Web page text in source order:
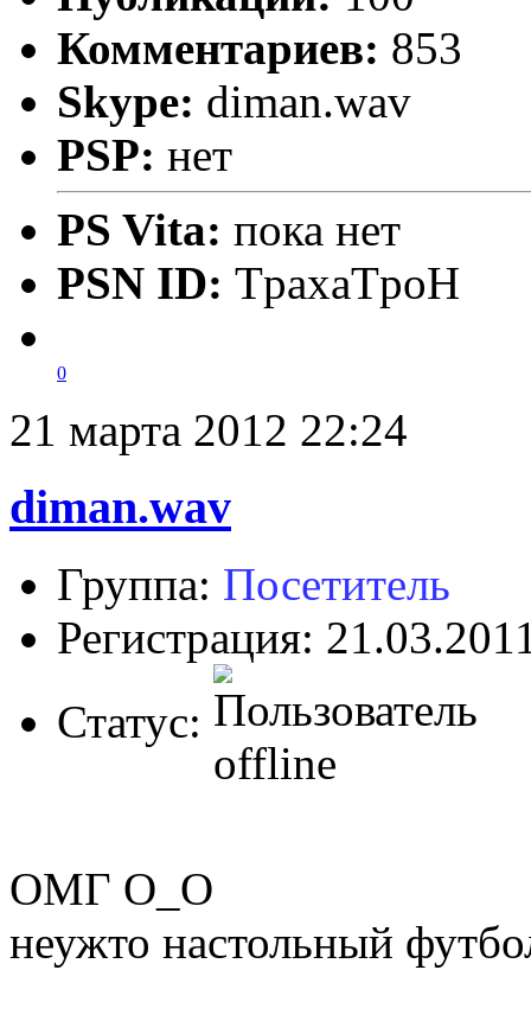
Комментариев: 853
Skype: diman.wav
PSP: нет
PS Vita: пока нет
PSN ID: TpaxaTpoH
0
21 марта 2012 22:24
diman.wav
Группа: Посетитель
Регистрация:
Статус:
ОМГ О_О
неужто настольный